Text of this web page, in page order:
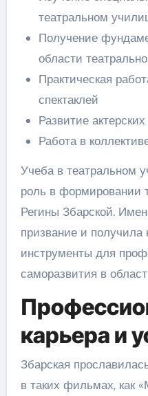
театральном
Получение
области
Практическая
спектаклей
Развитие
Работа в
Учеба в театральном
роль в формировании
Регины Збарской.
призвание и
инструменты для
саморазвития в
карьера и
Збарская
в таких фильмах, как